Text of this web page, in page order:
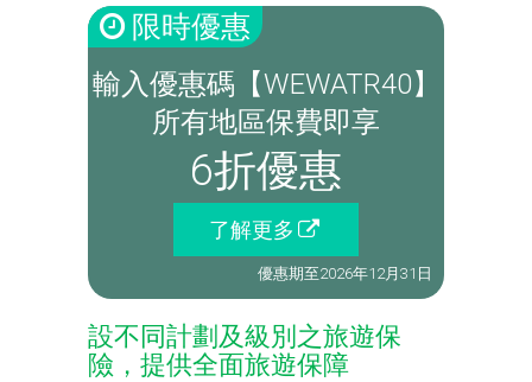
限時優惠
輸入優惠碼【WEWATR40】
所有地區保費即享
6折優惠
了解更多
優惠期至2026年12月31日
設不同計劃及級別之旅遊保
險，提供全面旅遊保障